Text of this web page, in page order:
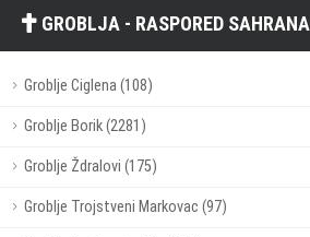
GROBLJA - RASPORED SAHRANA
Groblje Ciglena (108)
Groblje Borik (2281)
Groblje Ždralovi (175)
Groblje Trojstveni Markovac (97)